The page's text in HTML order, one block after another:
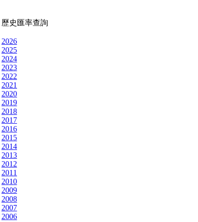
歷史匯率查詢
2026
2025
2024
2023
2022
2021
2020
2019
2018
2017
2016
2015
2014
2013
2012
2011
2010
2009
2008
2007
2006